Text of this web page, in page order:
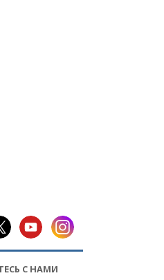
С НАМИ